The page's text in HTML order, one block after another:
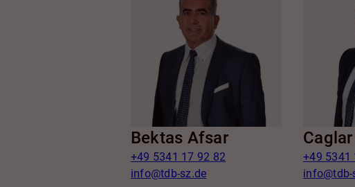
Bektas Afsar
+49 5341 17 92 82
info@tdb-sz.de
+49 5341
info@tdb-